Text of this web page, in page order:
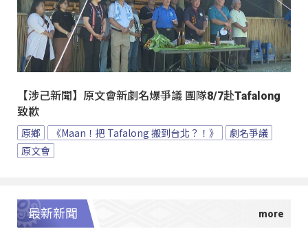
【涉己新聞】原文會新劇名爆爭議 團隊8/7赴Tafalong
致歉
原鄉 《Maan！把 Tafalong 搬到台北？！》
劇名爭議
原文會
最新新聞